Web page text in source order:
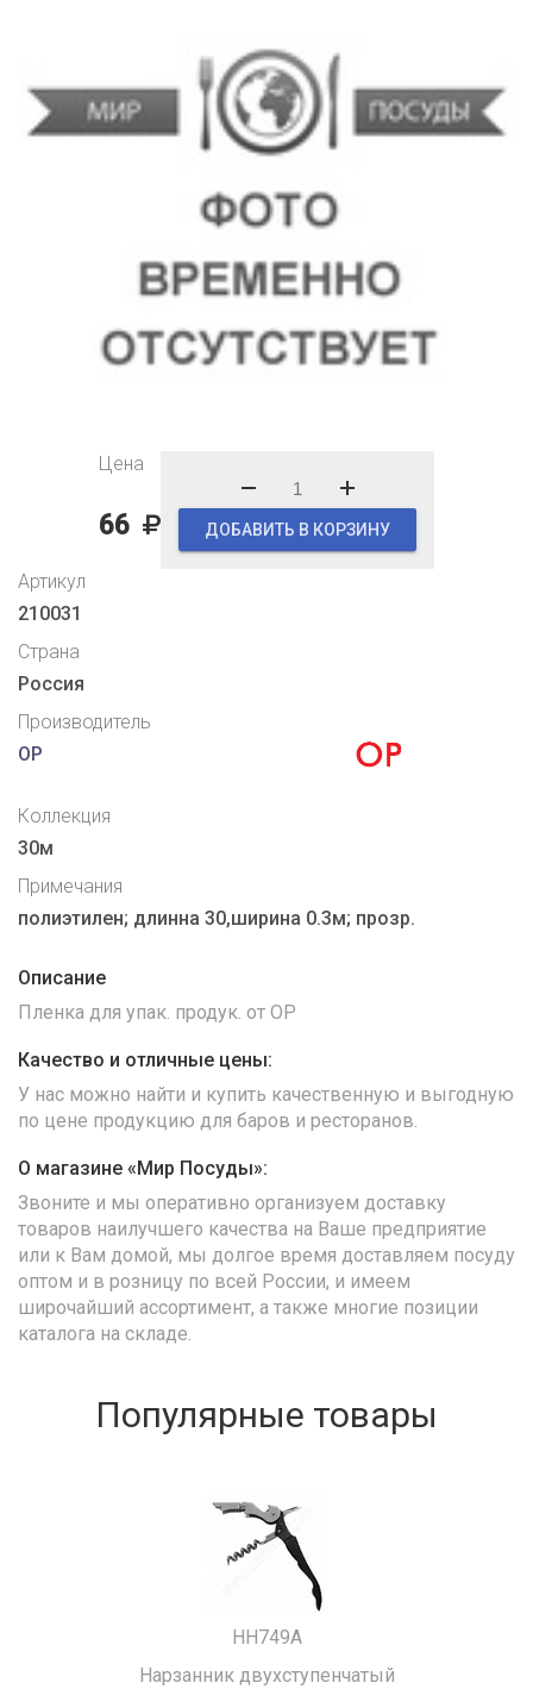
Цена
66 ДОБАВИТЬ В КОРЗИНУ
Артикул
210031
Страна
Россия
Производитель
OP
Коллекция
30м
Примечания
полиэтилен; длинна 30,ширина 0.3м; прозр.
Описание
Пленка для упак. продук. от OP
Качество и отличные цены:
У нас можно найти и купить качественную и выгодную
по цене продукцию для баров и ресторанов.
О магазине «Мир Посуды»:
Звоните и мы оперативно организуем доставку
товаров наилучшего качества на Ваше предприятие
или к Вам домой, мы долгое время доставляем посуду
оптом и в розницу по всей России, и имеем
широчайший ассортимент, а также многие позиции
каталога на складе.
Популярные товары
HH749A
Нарзанник двухступенчатый